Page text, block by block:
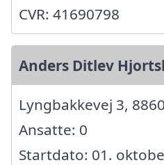
CVR: 41690798
Anders Ditlev
Lyngbakkevej 3,
Ansatte: 0
Startdato: 01.